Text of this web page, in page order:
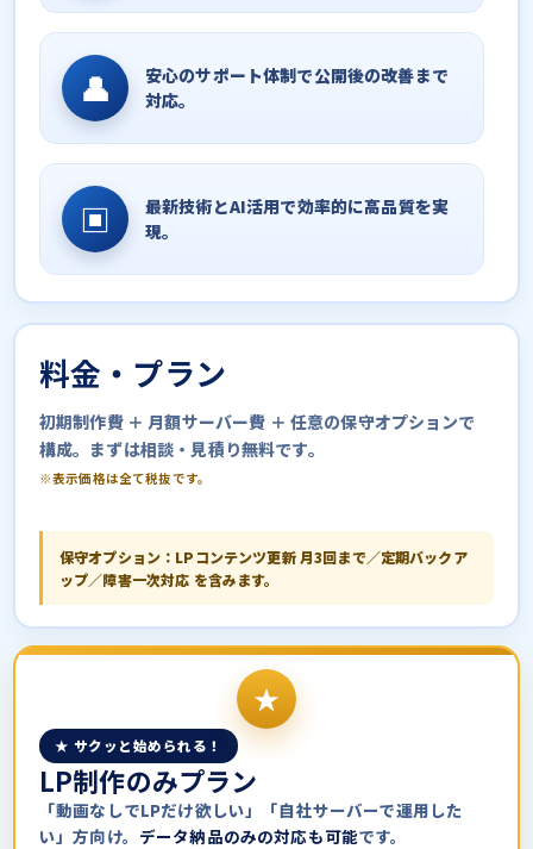
👤
安心のサポート体制で公開後の改善まで
対応。
▣
最新技術とAI活用で効率的に高品質を実
現。
料金・プラン
初期制作費 ＋ 月額サーバー費 ＋ 任意の保守オプションで
構成。まずは相談・見積り無料です。
※表示価格は全て税抜です。
保守オプション：LPコンテンツ更新 月3回まで／定期バックア
ップ／障害一次対応 を含みます。
★ サクッと始められる！
LP制作のみプラン
「動画なしでLPだけ欲しい」「自社サーバーで運用した
い」方向け。 データ納品のみの対応も可能です。